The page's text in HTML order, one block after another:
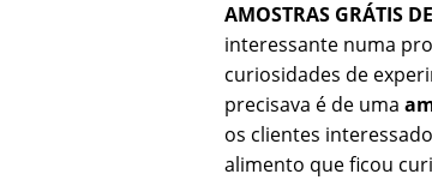
AMOSTRAS GRÁTIS
interessante numa
curiosidades de
precisava é de uma
os clientes
alimento que ficou